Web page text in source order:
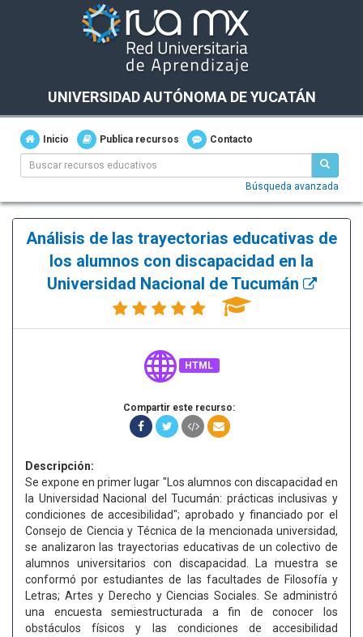
UNIVERSIDAD AUTÓNOMA DE YUCATÁN
Inicio Publica recursos Contacto
Búsqueda avanzada
Análisis de las trayectorias educativas de
los alumnos con discapacidad en la
Universidad Nacional de Tucumán
HTML
Compartir este recurso:
Descripción:
Se expone en primer lugar "Los alumnos con discapacidad en
la Universidad Nacional del Tucumán: prácticas inclusivas y
condiciones de accesibilidad"; aprobado y financiado por el
Consejo de Ciencia y Técnica de la mencionada universidad,
se analizaron las trayectorias educativas de un colectivo de
alumnos universitarios con discapacidad. La muestra se
conformó por estudiantes de las facultades de Filosofía y
Letras; Artes y Derecho y Ciencias Sociales. Se administró
una encuesta semiestructurada a fin de conocer los
obstáculos físicos y las condiciones de accesibilidad